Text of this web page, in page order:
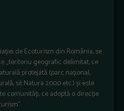
de Ecoturism din România, se
„teritoriu geografic delimitat, ce
protejată (parc național,
sit Natura 2000 etc.) și este
comunități, ce adoptă o direcție